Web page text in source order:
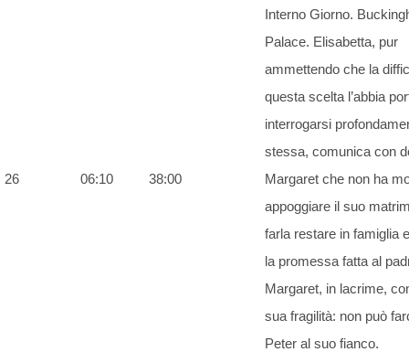
26 06:10 38:00
Interno Giorno.
Palace. Elisabetta, pur
ammettendo che la
questa scelta l’abbia
interrogarsi
stessa, comunica con
Margaret che non ha
appoggiare il suo
farla restare in famiglia
la promessa fatta al
Margaret, in lacrime,
sua fragilità: non può
Peter al suo fianco.